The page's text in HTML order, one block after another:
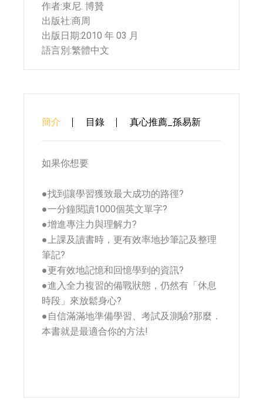
作者:東尼. 博贊
出版社:商周
出版日期:2010 年 03 月
語言別:繁體中文
簡介 目錄 真心推薦_孫易新
如果你想要
●找到讓學習獲致最大成功的路徑?
●一分鐘閱讀1000個英文單字?
●增進專注力與理解力?
●上課及讀書時，更有效率地抄筆記及整理
筆記?
●更有效地記憶和回憶學到的資訊?
●進入全力複習的備戰狀態，仍然有「休息
時段」來放鬆身心?
●自信滿滿地準備學習、考試及測驗?那麼．
本書就是最適合你的方法!